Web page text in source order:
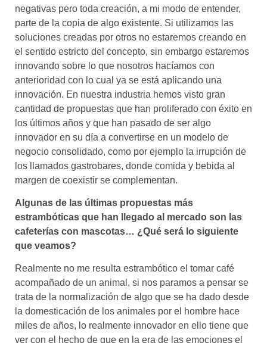
negativas pero toda creación, a mi modo de entender,
parte de la copia de algo existente. Si utilizamos las
soluciones creadas por otros no estaremos creando en
el sentido estricto del concepto, sin embargo estaremos
innovando sobre lo que nosotros hacíamos con
anterioridad con lo cual ya se está aplicando una
innovación. En nuestra industria hemos visto gran
cantidad de propuestas que han proliferado con éxito en
los últimos años y que han pasado de ser algo
innovador en su día a convertirse en un modelo de
negocio consolidado, como por ejemplo la irrupción de
los llamados gastrobares, donde comida y bebida al
margen de coexistir se complementan.
Algunas de las últimas propuestas más
estrambóticas que han llegado al mercado son las
cafeterías con mascotas… ¿Qué será lo siguiente
que veamos?
Realmente no me resulta estrambótico el tomar café
acompañado de un animal, si nos paramos a pensar se
trata de la normalización de algo que se ha dado desde
la domesticación de los animales por el hombre hace
miles de años, lo realmente innovador en ello tiene que
ver con el hecho de que en la era de las emociones el